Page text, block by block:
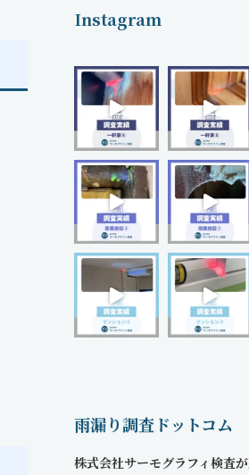
Instagram
雨漏り調査ドットコム
株式会社サーモグラフィ検査